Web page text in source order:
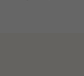
sølv - Amoré